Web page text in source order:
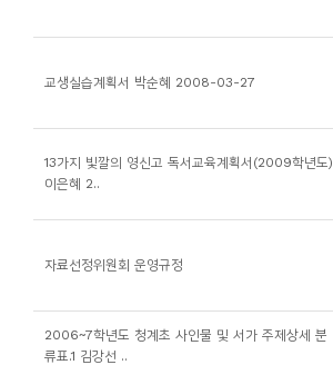
교생실습계획서 박순혜 2008-03-27
13가지 빛깔의 영신고 독서교육계획서(2009학년도)
이은혜 2..
자료선정위원회 운영규정
2006~7학년도 청계초 사인물 및 서가 주제상세 분
류표.1 김강선 ..